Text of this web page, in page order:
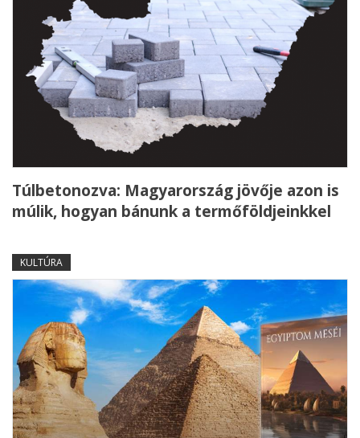
Túlbetonozva: Magyarország jövője azon is
múlik, hogyan bánunk a termőföldjeinkkel
KULTÚRA